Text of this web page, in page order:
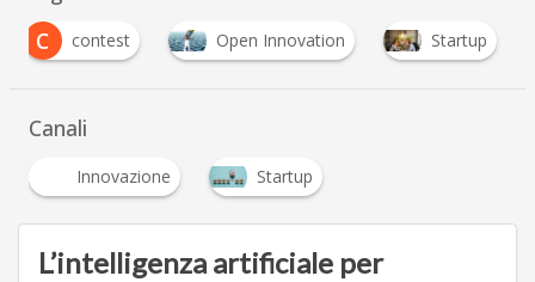
C
contest Open Innovation Startup
Canali
Innovazione Startup
L’intelligenza artificiale per